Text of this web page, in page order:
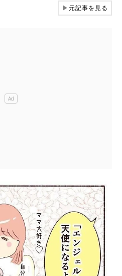
▶元記事を見る